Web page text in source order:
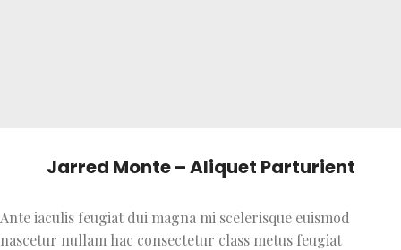
Jarred Monte – Aliquet Parturient
Ante iaculis feugiat dui magna mi scelerisque euismod
nascetur nullam hac consectetur class metus feugiat